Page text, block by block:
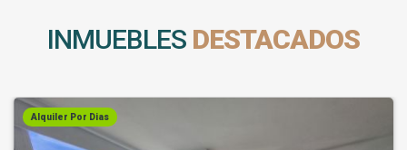
INMUEBLES DESTACADOS
Alquiler Por Dias